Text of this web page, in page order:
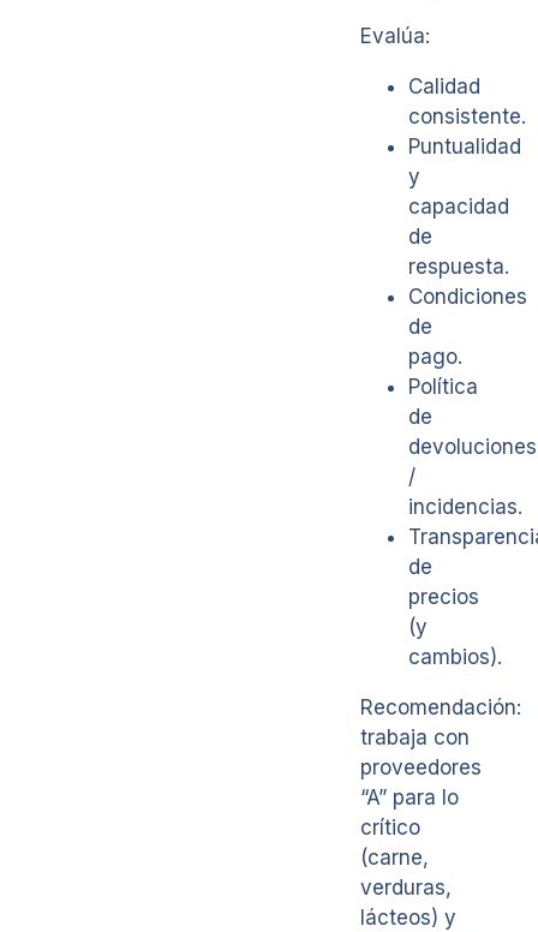
Evalúa:
Calidad
consistente.
Puntualidad
y
capacidad
de
respuesta.
Condiciones
de
pago.
Política
de
devoluciones
/
incidencias.
de
precios
(y
cambios).
Recomendación:
trabaja con
proveedores
“A” para lo
crítico
(carne,
verduras,
lácteos) y